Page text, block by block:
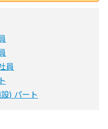
員
) パート